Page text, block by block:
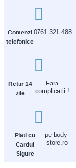
Comenzi
telefonice
0761.321.488
Retur 14
zile
Fara
complicatii !
Plati cu
Cardul
Sigure
pe body-
store.ro